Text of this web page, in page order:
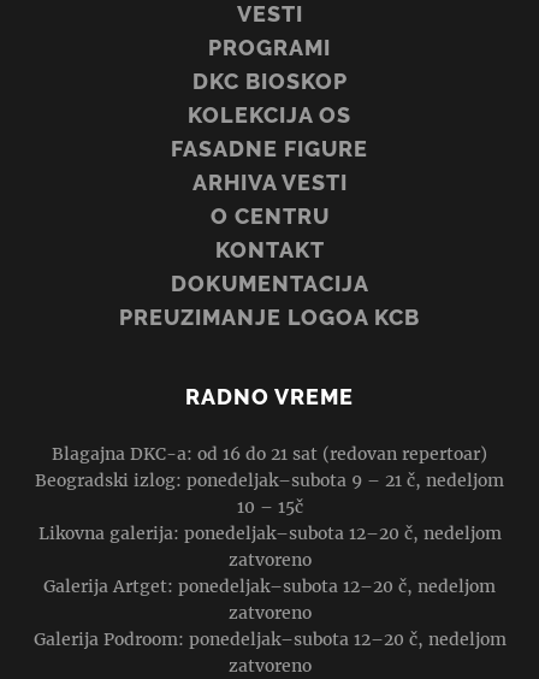
VESTI
PROGRAMI
DKC BIOSKOP
KOLEKCIJA OS
FASADNE FIGURE
ARHIVA VESTI
O CENTRU
KONTAKT
DOKUMENTACIJA
PREUZIMANJE LOGOA KCB
RADNO VREME
Blagajna DKC-a: od 16 do 21 sat (redovan repertoar)
Beogradski izlog: ponedeljak–subota 9 – 21 č, nedeljom
10 – 15č
Likovna galerija: ponedeljak–subota 12–20 č, nedeljom
zatvoreno
Galerija Artget: ponedeljak–subota 12–20 č, nedeljom
zatvoreno
Galerija Podroom: ponedeljak–subota 12–20 č, nedeljom
zatvoreno